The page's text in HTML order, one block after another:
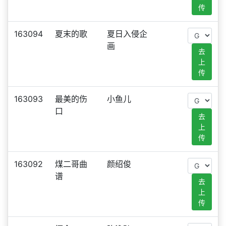
传
163094 夏末的歌
夏日入侵企
画
去
上
传
163093
最美的伤
口
小鱼儿
去
上
传
163092
煤二哥曲
谱
颜绍俊
去
上
传